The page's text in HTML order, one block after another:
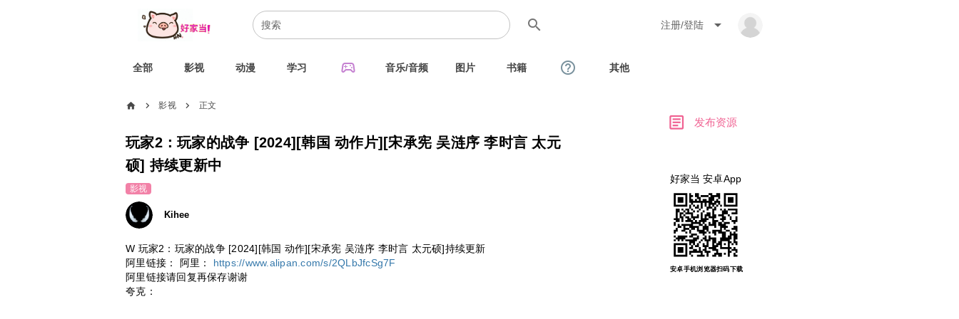
search 注册/登陆 arrow_drop_down
全部 影视 动漫 学习 sports_esports 音乐/音频 图片 书籍 help_outline 其他
home chevron_right 影视 chevron_right 正文
玩家2：玩家的战争 [2024][韩国 动作片][宋承宪 吴涟序 李时言 太元
硕] 持续更新中
影视
Kihee
W 玩家2：玩家的战争 [2024][韩国 动作][宋承宪 吴涟序 李时言 太元硕]持续更新
阿里链接：
阿里： https://www.alipan.com/s/2QLbJfcSg7F
阿里链接请回复再保存谢谢
夸克：
article 发布资源
好家当 安卓App
安卓手机浏览器扫码下载